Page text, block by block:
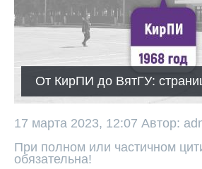
От КирПИ до ВятГУ:
17 марта 2023, 12:07 Автор:
При полном или частичном
обязательна!